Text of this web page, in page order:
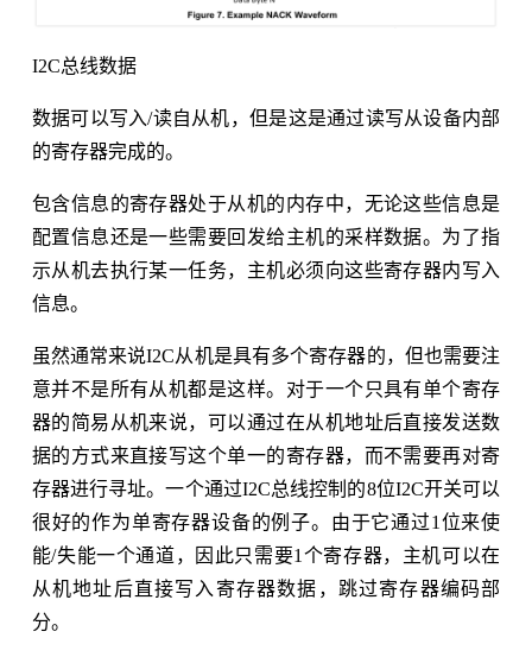
I2C总线数据
数据可以写入/读自从机，但是这是通过读写从设备内部
的寄存器完成的。
包含信息的寄存器处于从机的内存中，无论这些信息是
配置信息还是一些需要回发给主机的采样数据。为了指
示从机去执行某一任务，主机必须向这些寄存器内写入
信息。
虽然通常来说I2C从机是具有多个寄存器的，但也需要注
意并不是所有从机都是这样。对于一个只具有单个寄存
器的简易从机来说，可以通过在从机地址后直接发送数
据的方式来直接写这个单一的寄存器，而不需要再对寄
存器进行寻址。一个通过I2C总线控制的8位I2C开关可以
很好的作为单寄存器设备的例子。由于它通过1位来使
能/失能一个通道，因此只需要1个寄存器，主机可以在
从机地址后直接写入寄存器数据，跳过寄存器编码部
分。